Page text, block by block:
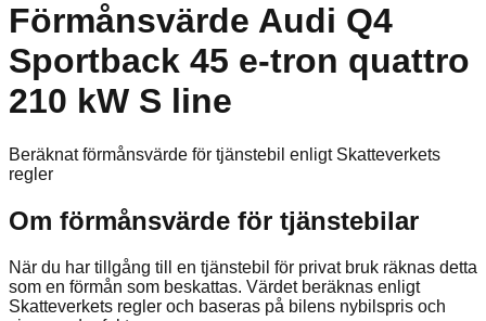
Förmånsvärde Audi Q4
Sportback 45 e-tron quattro
210 kW S line
Beräknat förmånsvärde för tjänstebil enligt Skatteverkets
regler
Om förmånsvärde för tjänstebilar
När du har tillgång till en tjänstebil för privat bruk räknas detta
som en förmån som beskattas. Värdet beräknas enligt
Skatteverkets regler och baseras på bilens nybilspris och